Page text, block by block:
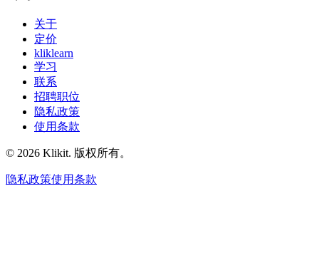
关于
定价
kliklearn
学习
联系
招聘职位
隐私政策
使用条款
© 2026 Klikit. 版权所有。
隐私政策使用条款